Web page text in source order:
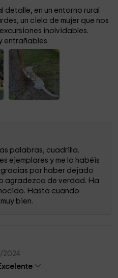
se halla ubicada entre San
(Hendaya, San Juan
todos estos lugares y,
en la costa
en la parte norte de
los que quieran algo muy
de San Sebastián.
detalle, en un entorno rural
un cielo de mujer que nos
inolvidables.
entrañables.
+2
palabras, cuadrilla.
ejemplares y me lo habéis
gracias por haber dejado
agradezco de verdad. Ha
Hasta cuando
bien.
2024